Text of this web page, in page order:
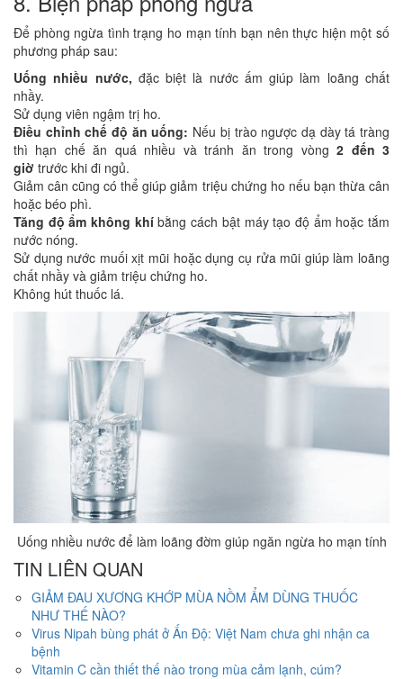
Để phòng ngừa tình trạng ho mạn tính bạn nên thực hiện một số
phương pháp sau:
Uống nhiều nước, đặc biệt là nước ấm giúp làm loãng chất
nhầy.
Sử dụng viên ngậm trị ho.
Điều chỉnh chế độ ăn uống: Nếu bị trào ngược dạ dày tá tràng
thì hạn chế ăn quá nhiều và tránh ăn trong vòng2 đến 3
giờ trước khi đi ngủ.
Giảm cân cũng có thể giúp giảm triệu chứng ho nếu bạn thừa cân
hoặc béo phì.
Tăng độ ẩm không khíbằng cách bật máy tạo độ ẩm hoặc tắm
nước nóng.
Sử dụng nước muối xịt mũi hoặc dụng cụ rửa mũi giúp làm loãng
chất nhầy và giảm triệu chứng ho.
Không hút thuốc lá.
Uống nhiều nước để làm loãng đờm giúp ngăn ngừa ho mạn tính
TIN LIÊN QUAN
GIẢM ĐAU XƯƠNG KHỚP MÙA NỒM ẨM DÙNG THUỐC
NHƯ THẾ NÀO?
Virus Nipah bùng phát ở Ấn Độ: Việt Nam chưa ghi nhận ca
bệnh
Vitamin C cần thiết thế nào trong mùa cảm lạnh, cúm?